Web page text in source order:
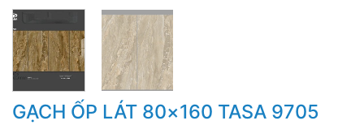
GẠCH ỐP LÁT 80×160 TASA 9705